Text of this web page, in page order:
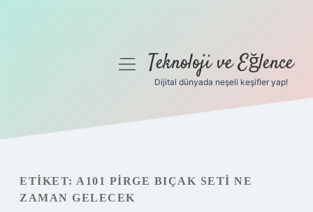
Gizlilik Politikası
Hakkımızda
menüyüTeknoloji ve Eğlence
Dijital dünyada neşeli keşifler yap!
ETIKET: A101 PIRGE BIÇAK SETI NE
ZAMAN GELECEK